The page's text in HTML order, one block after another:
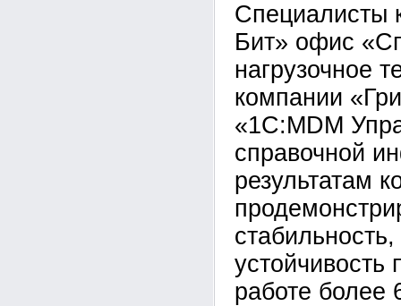
Специалисты
Бит» офис
нагрузочное
компании
«1С:MDM
справочной
результатам
работе более